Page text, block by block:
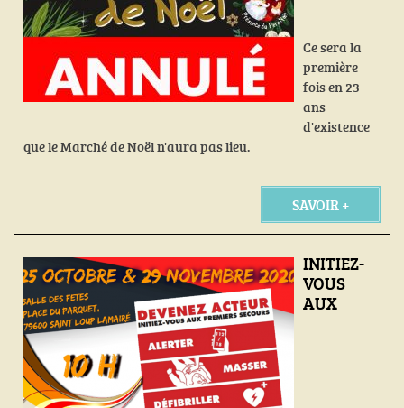
Ce sera la
première
fois en 23
ans
d'existence
que le Marché de Noël n'aura pas lieu.
SAVOIR +
INITIEZ-
VOUS
AUX